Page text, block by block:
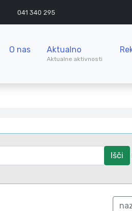
041 340 295
O nas Aktualno
Aktualne aktivnosti
Išči